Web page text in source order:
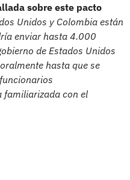
sobre este pacto
Unidos y Colombia están
enviar hasta 4.000
de Estados Unidos
hasta que se
familiarizada con el